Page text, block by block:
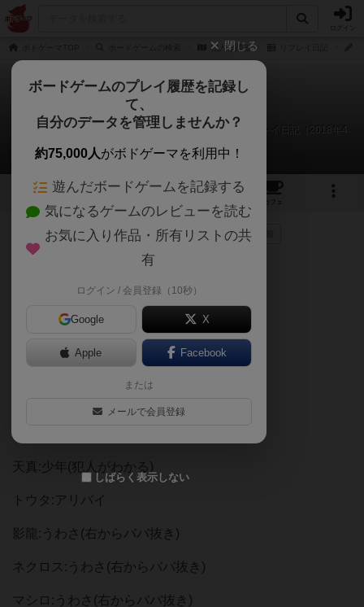
犯人は踊る
犯人は踊る
ネクロス、トウタ、天真、影龍、マシロ、コンノのリプレイ日記（2018年4
24 5 115
カフェ
272名が参考 0名がナイス 0 8年以上前
トウタ:アリバイ
影龍:情報操作(左に一枚渡す)
ネクロス:取引(トウタと一枚交換)
天真:少年(犯人がわかる)
トウタ:アリバイ
影龍:うわさ(右からババ抜き)
ネクロス:うわさ(右からババ抜き)
マシロ:うわさ(右からババ抜き)
閉じる
ボードゲームのプレイ履歴を記録し
て、
自分のデータを管理しませんか？
約75,000人がボドゲーマを利用中！
遊んだボードゲームを記録する
気になるゲームのレビューを読む
お気に入り作品・所有リストの共
有
ログイン / 会員登録（10秒）
Google X
Apple Facebook
または
メールで会員登録
しばらく表示しない